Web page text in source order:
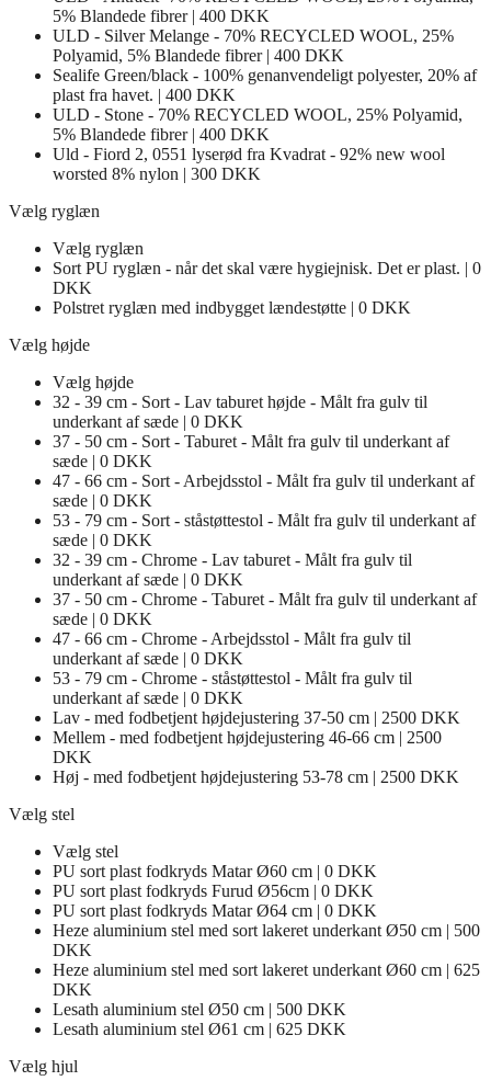
5% Blandede fibrer | 400 DKK
ULD - Silver Melange - 70% RECYCLED WOOL, 25%
Polyamid, 5% Blandede fibrer | 400 DKK
Sealife Green/black - 100% genanvendeligt polyester, 20% af
plast fra havet. | 400 DKK
ULD - Stone - 70% RECYCLED WOOL, 25% Polyamid,
5% Blandede fibrer | 400 DKK
Uld - Fiord 2, 0551 lyserød fra Kvadrat - 92% new wool
worsted 8% nylon | 300 DKK
Vælg ryglæn
Vælg ryglæn
Sort PU ryglæn - når det skal være hygiejnisk. Det er plast. | 0
DKK
Polstret ryglæn med indbygget lændestøtte | 0 DKK
Vælg højde
Vælg højde
32 - 39 cm - Sort - Lav taburet højde - Målt fra gulv til
underkant af sæde | 0 DKK
37 - 50 cm - Sort - Taburet - Målt fra gulv til underkant af
sæde | 0 DKK
47 - 66 cm - Sort - Arbejdsstol - Målt fra gulv til underkant af
sæde | 0 DKK
53 - 79 cm - Sort - ståstøttestol - Målt fra gulv til underkant af
sæde | 0 DKK
32 - 39 cm - Chrome - Lav taburet - Målt fra gulv til
underkant af sæde | 0 DKK
37 - 50 cm - Chrome - Taburet - Målt fra gulv til underkant af
sæde | 0 DKK
47 - 66 cm - Chrome - Arbejdsstol - Målt fra gulv til
underkant af sæde | 0 DKK
53 - 79 cm - Chrome - ståstøttestol - Målt fra gulv til
underkant af sæde | 0 DKK
Lav - med fodbetjent højdejustering 37-50 cm | 2500 DKK
Mellem - med fodbetjent højdejustering 46-66 cm | 2500
DKK
Høj - med fodbetjent højdejustering 53-78 cm | 2500 DKK
Vælg stel
Vælg stel
PU sort plast fodkryds Matar Ø60 cm | 0 DKK
PU sort plast fodkryds Furud Ø56cm | 0 DKK
PU sort plast fodkryds Matar Ø64 cm | 0 DKK
Heze aluminium stel med sort lakeret underkant Ø50 cm | 500
DKK
Heze aluminium stel med sort lakeret underkant Ø60 cm | 625
DKK
Lesath aluminium stel Ø50 cm | 500 DKK
Lesath aluminium stel Ø61 cm | 625 DKK
Vælg hjul